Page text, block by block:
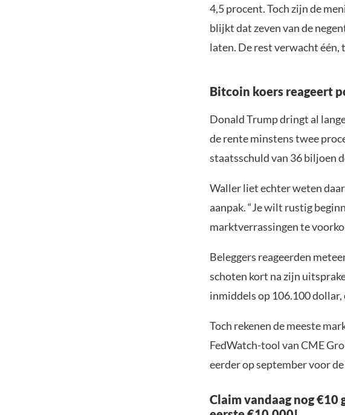
4,5 procent. Toch zijn de
blijkt dat zeven van de
laten. De rest verwacht één,
Bitcoin koers reageert
Donald Trump dringt al
de rente minstens twee
staatsschuld van 36 biljoen
Waller liet echter weten
aanpak. “Je wilt rustig
marktverrassingen te
Beleggers reageerden
schoten kort na zijn
inmiddels op 106.100
Toch rekenen de meeste
FedWatch-tool van CME
eerder op september voor
Claim vandaag nog €10